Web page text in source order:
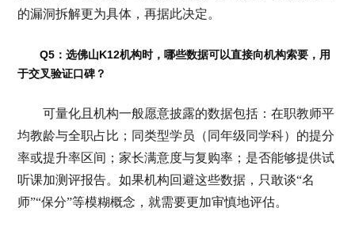
的漏洞拆解更为具体，再据此决定。
Q5：选佛山K12机构时，哪些数据可以直接向机构索要，用
于交叉验证口碑？
可量化且机构一般愿意披露的数据包括：在职教师平
均教龄与全职占比；同类型学员（同年级同学科）的提分
率或提升率区间；家长满意度与复购率；是否能够提供试
听课加测评报告。如果机构回避这些数据，只敢谈“名
师”“保分”等模糊概念，就需要更加审慎地评估。